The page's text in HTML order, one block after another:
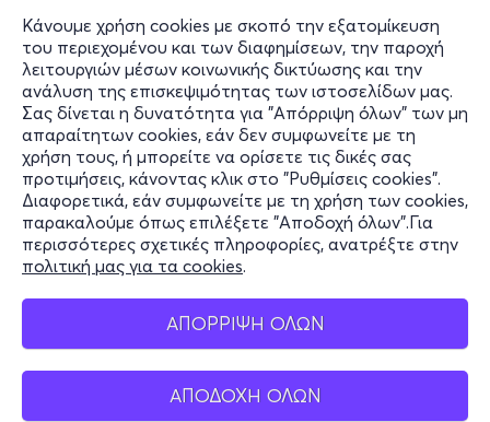
Κάνουμε χρήση cookies με σκοπό την εξατομίκευση
του περιεχομένου και των διαφημίσεων, την παροχή
λειτουργιών μέσων κοινωνικής δικτύωσης και την
ανάλυση της επισκεψιμότητας των ιστοσελίδων μας.
Σας δίνεται η δυνατότητα για "Απόρριψη όλων" των μη
απαραίτητων cookies, εάν δεν συμφωνείτε με τη
χρήση τους, ή μπορείτε να ορίσετε τις δικές σας
προτιμήσεις, κάνοντας κλικ στο "Ρυθμίσεις cookies".
Διαφορετικά, εάν συμφωνείτε με τη χρήση των cookies,
παρακαλούμε όπως επιλέξετε "Αποδοχή όλων".Για
περισσότερες σχετικές πληροφορίες, ανατρέξτε στην
πολιτική μας για τα cookies.
ΑΠΟΡΡΙΨΗ ΟΛΩΝ
ΑΠΟΔΟΧΗ ΟΛΩΝ
Πληροφορίες
Υποστήριξη
Stay Connected
Mobile app